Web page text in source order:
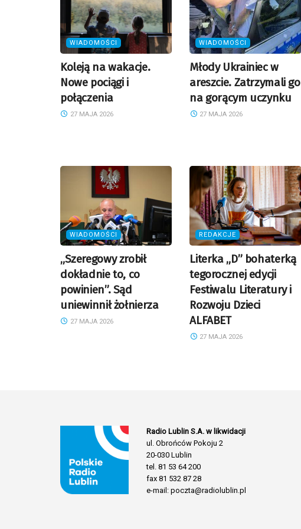
WIADOMOŚCI
Koleją na wakacje.
Nowe pociągi i
połączenia
27 MAJA 2026
WIADOMOŚCI
Młody Ukrainiec w
areszcie. Zatrzymali go
na gorącym uczynku
27 MAJA 2026
WIADOMOŚCI
„Szeregowy zrobił
dokładnie to, co
powinien”. Sąd
uniewinnił żołnierza
27 MAJA 2026
REDAKCJE
Literka „D” bohaterką
tegorocznej edycji
Festiwalu Literatury i
Rozwoju Dzieci
ALFABET
27 MAJA 2026
Radio Lublin S.A. w likwidacji
ul. Obrońców Pokoju 2
20-030 Lublin
tel. 81 53 64 200
fax 81 532 87 28
e-mail: poczta@radiolublin.pl